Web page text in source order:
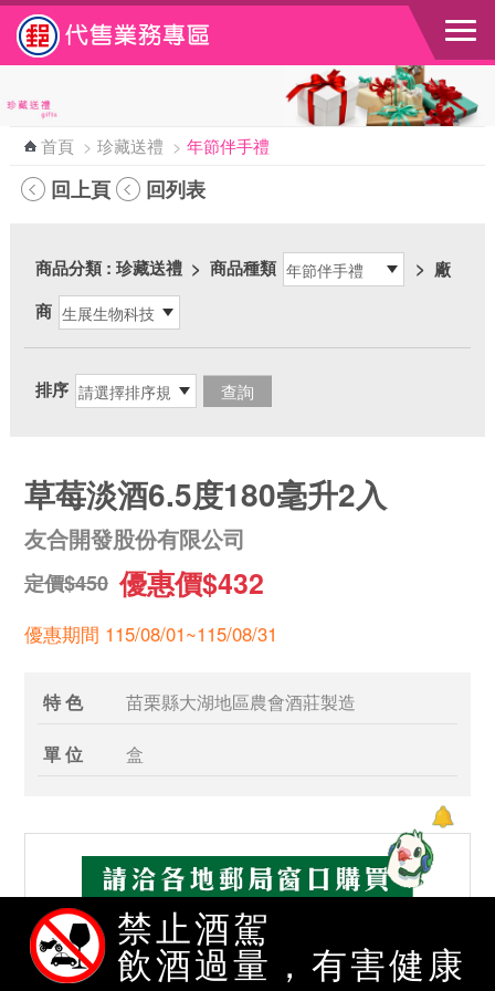
跳到主要內容區塊
首頁 > 珍藏送禮 > 年節伴手禮
回上頁 回列表
商品分類: 珍藏送禮 > 商品種類 > 廠
商
排序
草莓淡酒6.5度180毫升2入
友合開發股份有限公司
定價$450 優惠價$432
優惠期間 115/08/01~115/08/31
特 色 苗栗縣大湖地區農會酒莊製造
單 位 盒
禁止酒駕
飲酒過量，有害健康